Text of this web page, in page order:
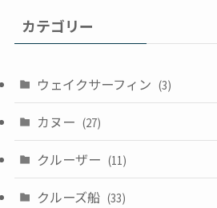
カテゴリー
ウェイクサーフィン (3)
カヌー (27)
クルーザー (11)
クルーズ船 (33)